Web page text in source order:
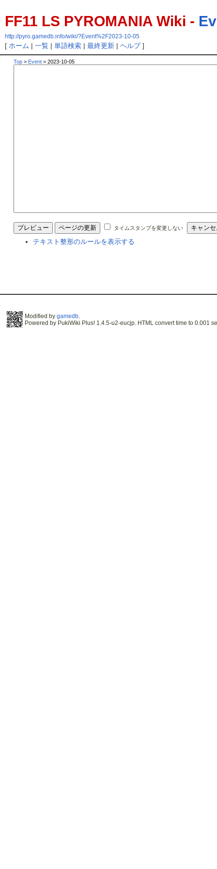
FF11 LS PYROMANIA Wiki -
http://pyro.gamedb.info/wiki/?Event%2F2023-10-05
[ ホーム | 一覧| 単語検索| 最終更新| ヘルプ]
Top > Event > 2023-10-05
タイムスタンプを変更しない
テキスト整形のルールを表示する
Modified by gamedb.
Powered by PukiWiki Plus! 1.4.5-u2-eucjp. HTML convert time to 0.001